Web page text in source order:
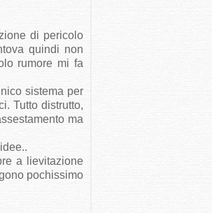
di pericolo
quindi non
rumore mi fa
sistema per
Tutto distrutto,
ma
a lievitazione
pochissimo